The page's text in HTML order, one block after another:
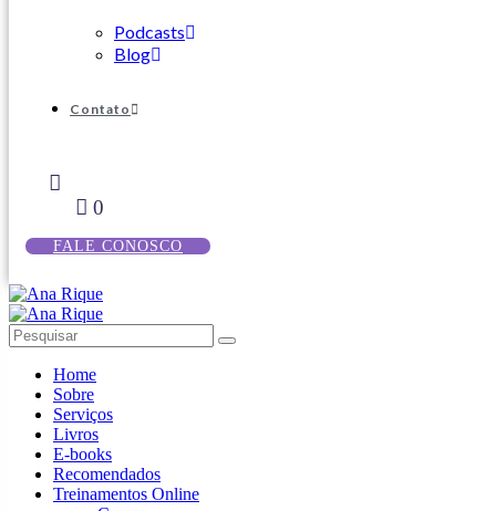
Podcasts
Blog
Contato
0
FALE CONOSCO
Home
Sobre
Serviços
Livros
E-books
Recomendados
Treinamentos Online